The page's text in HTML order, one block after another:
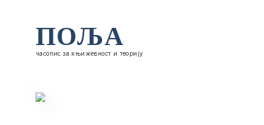
ПОЉА
часопис за књижевност и теорију